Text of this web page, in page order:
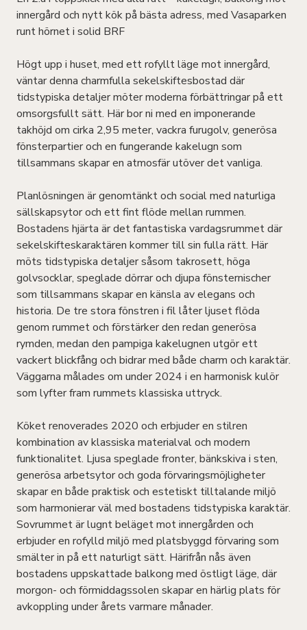
innergård och nytt kök på bästa adress, med Vasaparken
runt hörnet i solid BRF
Högt upp i huset, med ett rofyllt läge mot innergård,
väntar denna charmfulla sekelskiftesbostad där
tidstypiska detaljer möter moderna förbättringar på ett
omsorgsfullt sätt. Här bor ni med en imponerande
takhöjd om cirka 2,95 meter, vackra furugolv, generösa
fönsterpartier och en fungerande kakelugn som
tillsammans skapar en atmosfär utöver det vanliga.
Planlösningen är genomtänkt och social med naturliga
sällskapsytor och ett fint flöde mellan rummen.
Bostadens hjärta är det fantastiska vardagsrummet där
sekelskifteskaraktären kommer till sin fulla rätt. Här
möts tidstypiska detaljer såsom takrosett, höga
golvsocklar, speglade dörrar och djupa fönsternischer
som tillsammans skapar en känsla av elegans och
historia. De tre stora fönstren i fil låter ljuset flöda
genom rummet och förstärker den redan generösa
rymden, medan den pampiga kakelugnen utgör ett
vackert blickfång och bidrar med både charm och karaktär.
Väggarna målades om under 2024 i en harmonisk kulör
som lyfter fram rummets klassiska uttryck.
Köket renoverades 2020 och erbjuder en stilren
kombination av klassiska materialval och modern
funktionalitet. Ljusa speglade fronter, bänkskiva i sten,
generösa arbetsytor och goda förvaringsmöjligheter
skapar en både praktisk och estetiskt tilltalande miljö
som harmonierar väl med bostadens tidstypiska karaktär.
Sovrummet är lugnt beläget mot innergården och
erbjuder en rofylld miljö med platsbyggd förvaring som
smälter in på ett naturligt sätt. Härifrån nås även
bostadens uppskattade balkong med östligt läge, där
morgon- och förmiddagssolen skapar en härlig plats för
avkoppling under årets varmare månader.